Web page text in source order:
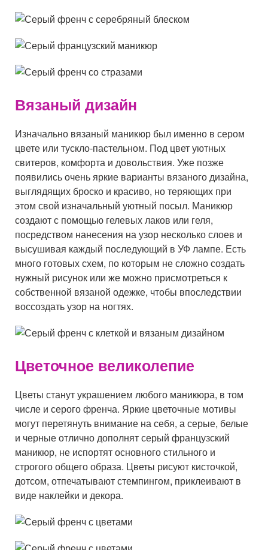
Вязаный дизайн
Изначально вязаный маникюр был именно в сером
цвете или тускло-пастельном. Под цвет уютных
свитеров, комфорта и довольствия. Уже позже
появились очень яркие варианты вязаного дизайна,
выглядящих броско и красиво, но теряющих при
этом свой изначальный уютный посыл. Маникюр
создают с помощью гелевых лаков или геля,
посредством нанесения на узор несколько слоев и
высушивая каждый последующий в УФ лампе. Есть
много готовых схем, по которым не сложно создать
нужный рисунок или же можно присмотреться к
собственной вязаной одежке, чтобы впоследствии
воссоздать узор на ногтях.
Цветочное великолепие
Цветы станут украшением любого маникюра, в том
числе и серого френча. Яркие цветочные мотивы
могут перетянуть внимание на себя, а серые, белые
и черные отлично дополнят серый французский
маникюр, не испортят основного стильного и
строгого общего образа. Цветы рисуют кисточкой,
дотсом, отпечатывают стемпингом, приклеивают в
виде наклейки и декора.